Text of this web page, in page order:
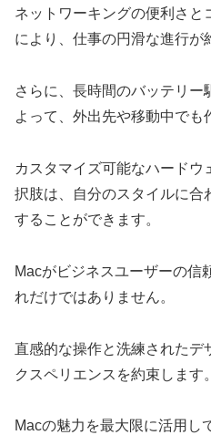
ネットワーキングの便利さと
により、仕事の円滑な進行が
さらに、長時間のバッテリー
よって、外出先や移動中でも
カスタマイズ可能なハード
択肢は、自分のスタイルに合
することができます。
Macがビジネスユーザーの信
れだけではありません。
直感的な操作と洗練されたデ
クスペリエンスを約束します。
Macの魅力を最大限に活用し